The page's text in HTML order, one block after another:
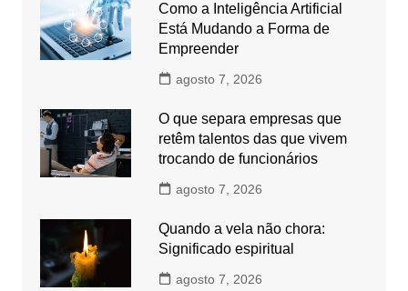
Como a Inteligência Artificial
Está Mudando a Forma de
Empreender
agosto 7, 2026
O que separa empresas que
retêm talentos das que vivem
trocando de funcionários
agosto 7, 2026
Quando a vela não chora:
Significado espiritual
agosto 7, 2026